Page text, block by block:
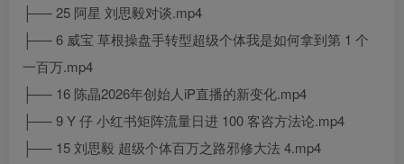
├── 25 阿星 刘思毅对谈.mp4
├── 6 威宝 草根操盘手转型超级个体我是如何拿到第 1 个
一百万.mp4
├── 16 陈晶2026年创始人iP直播的新变化.mp4
├── 9 Y 仔 小红书矩阵流量日进 100 客咨方法论.mp4
├── 15 刘思毅 超级个体百万之路邪修大法 4.mp4